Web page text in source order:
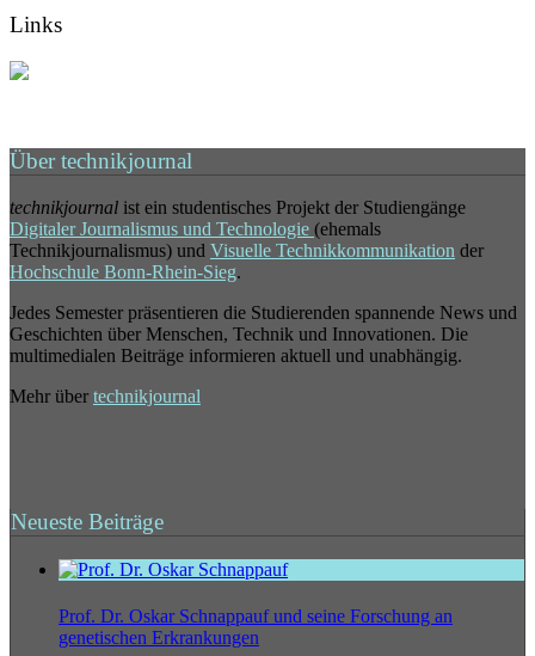
Links
Über technikjournal
technikjournal ist ein studentisches Projekt der Studiengänge
Digitaler Journalismus und Technologie (ehemals
Technikjournalismus) und Visuelle Technikkommunikation der
Hochschule Bonn-Rhein-Sieg.
Jedes Semester präsentieren die Studierenden spannende News und
Geschichten über Menschen, Technik und Innovationen. Die
multimedialen Beiträge informieren aktuell und unabhängig.
Mehr über technikjournal
Neueste Beiträge
Prof. Dr. Oskar Schnappauf und seine Forschung an
genetischen Erkrankungen